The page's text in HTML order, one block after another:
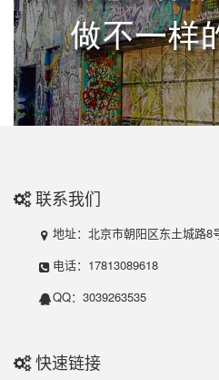
联系我们
地址：北京市朝阳区东土城路8
电话：17813089618
QQ：3039263535
快速链接